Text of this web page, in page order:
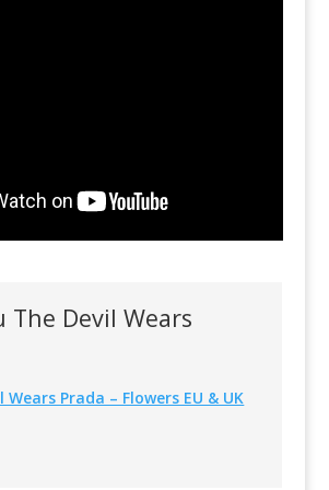
The Devil Wears
Wears Prada – Flowers EU & UK